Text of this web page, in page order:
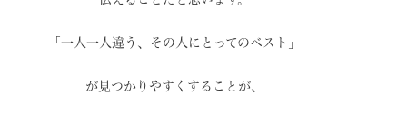
「一人一人違う、その人にとってのベスト」
が見つかりやすくすることが、